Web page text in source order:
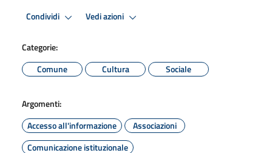
Condividi Vedi azioni
Categorie:
Comune
Cultura Sociale
Argomenti:
Accesso all'informazione
Associazioni
Comunicazione istituzionale